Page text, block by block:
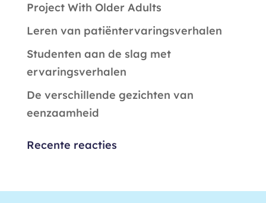
Project With Older Adults
Leren van patiëntervaringsverhalen
Studenten aan de slag met
ervaringsverhalen
De verschillende gezichten van
eenzaamheid
Recente reacties